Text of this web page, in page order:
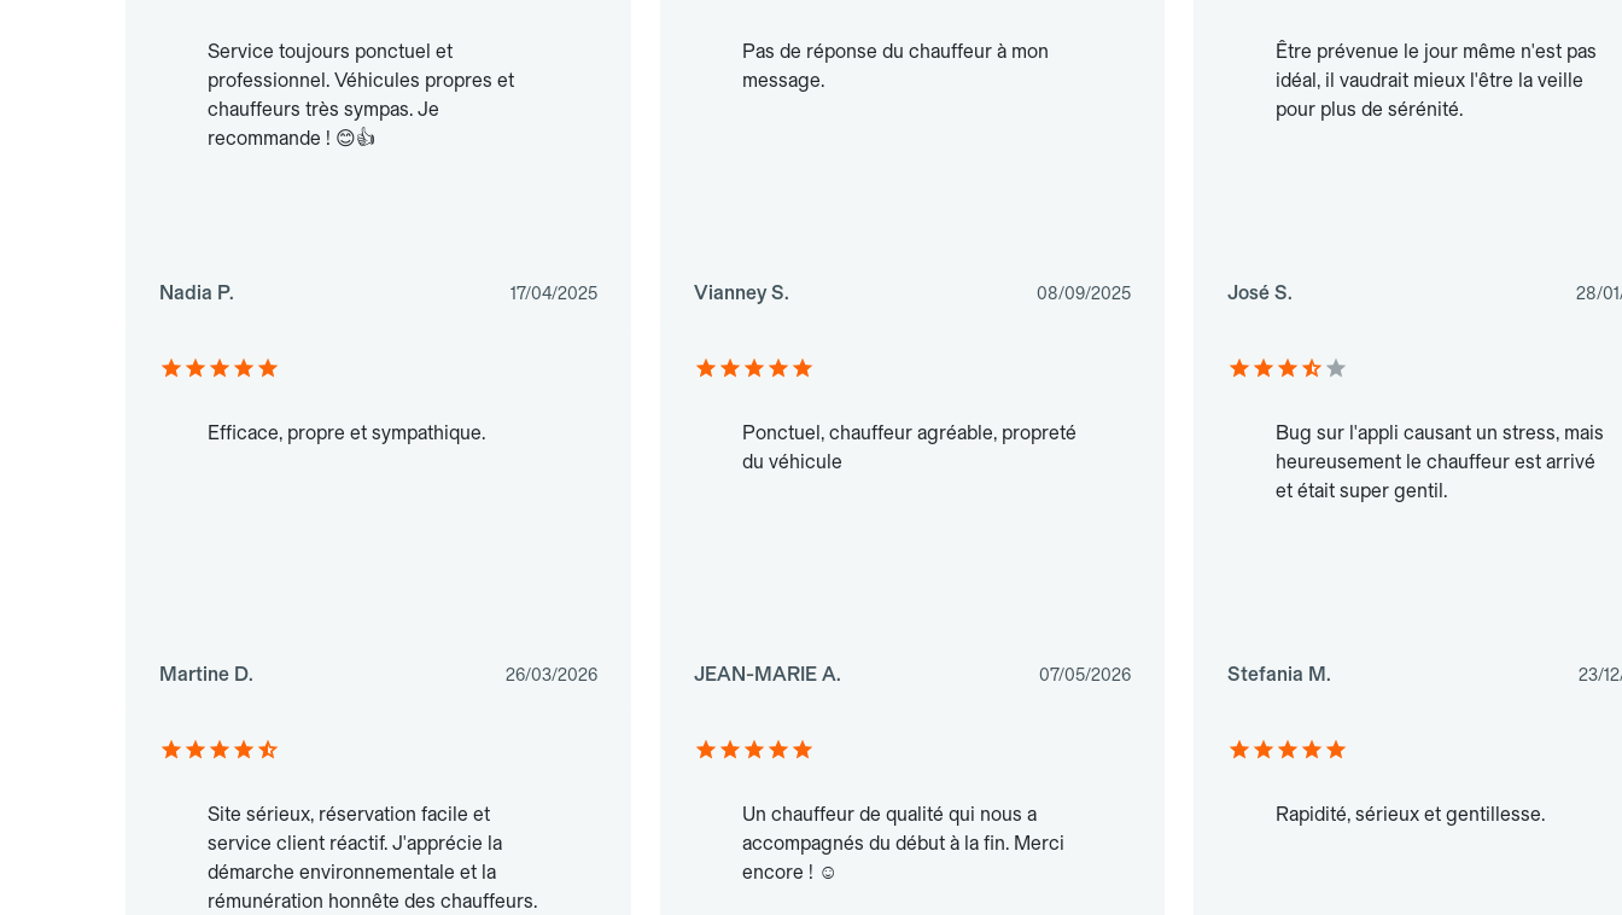
Service toujours ponctuel et
professionnel. Véhicules propres et
chauffeurs très sympas. Je
recommande ! 😊👍
Nadia P. 17/04/2025
Pas de réponse du chauffeur à mon
message.
Vianney S. 08/09/2025
Être prévenue le jour même n'est pas
idéal, il vaudrait mieux l'être la veille
pour plus de sérénité.
José S. 28/
Efficace, propre et sympathique.
Martine D. 26/03/2026
Ponctuel, chauffeur agréable, propreté
du véhicule
JEAN-MARIE A. 07/05/2026
Bug sur l'appli causant un stress, mais
heureusement le chauffeur est arrivé
et était super gentil.
Stefania M. 23/
Site sérieux, réservation facile et
service client réactif. J'apprécie la
démarche environnementale et la
rémunération honnête des chauffeurs.
Un chauffeur de qualité qui nous a
accompagnés du début à la fin. Merci
encore ! ☺️
Rapidité, sérieux et gentillesse.